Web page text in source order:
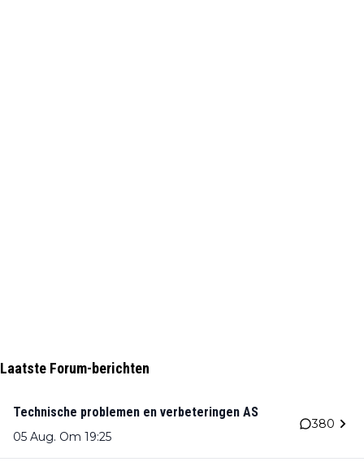
Laatste Forum-berichten
Technische problemen en verbeteringen AS
05 Aug. Om 19:25
380